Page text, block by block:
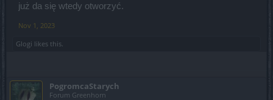
już da się wtedy otworzyć.
Nov 1, 2023
Glogi likes this.
PogromcaStarych
Forum Greenhorn